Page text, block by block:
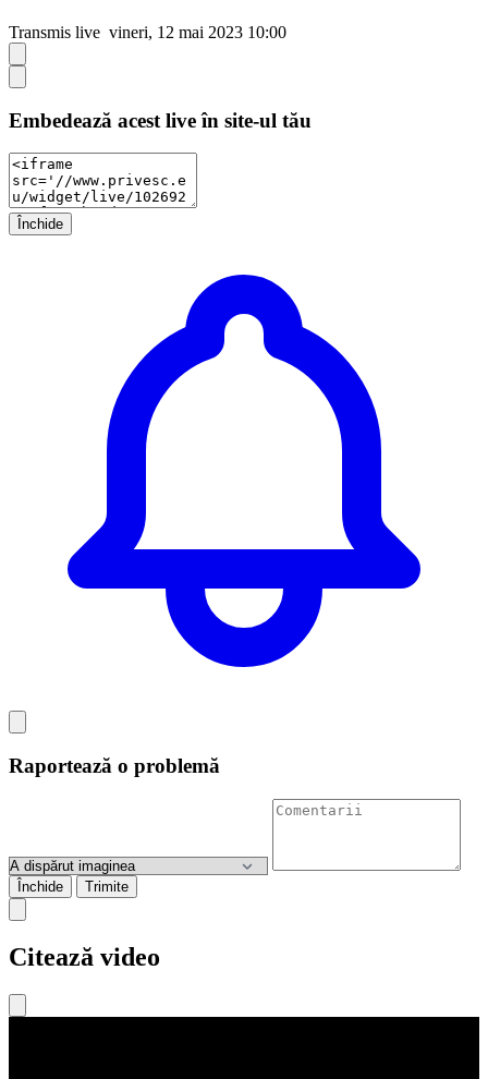
Transmis live vineri, 12 mai 2023 10:00
Embedează acest live în site-ul tău
Închide
Raportează o problemă
Închide Trimite
Citează video